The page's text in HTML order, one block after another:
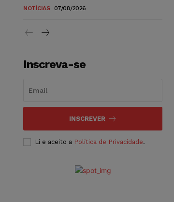
NOTÍCIAS 07/08/2026
Inscreva-se
INSCREVER
Li e aceito a Política de Privacidade.